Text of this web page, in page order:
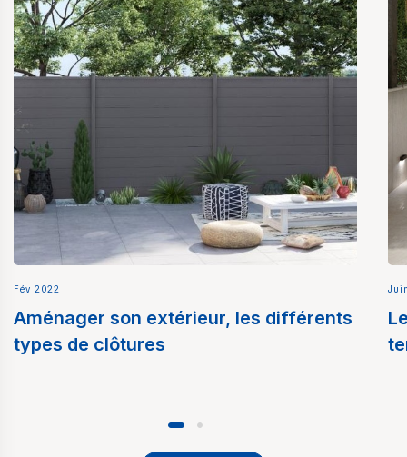
Fév 2022
Aménager son extérieur, les différents
types de clôtures